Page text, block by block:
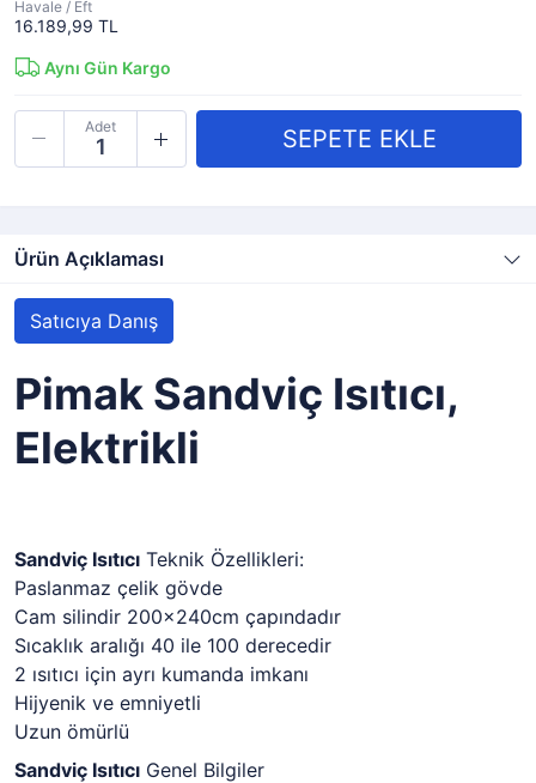
Havale / Eft
16.189,99 TL
Aynı Gün Kargo
Adet
Ürün Açıklaması
Satıcıya Danış
Pimak Sandviç Isıtıcı,
Elektrikli
Sandviç Isıtıcı Teknik Özellikleri:
Paslanmaz çelik gövde
Cam silindir 200x240cm çapındadır
Sıcaklık aralığı 40 ile 100 derecedir
2 ısıtıcı için ayrı kumanda imkanı
Hijyenik ve emniyetli
Uzun ömürlü
Sandviç Isıtıcı Genel Bilgiler